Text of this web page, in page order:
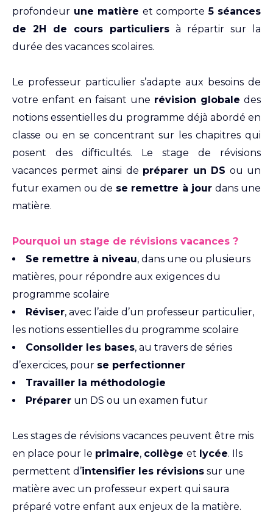
profondeur une matière et comporte5 séances
de 2H de cours particuliers à répartir sur la
durée des vacances scolaires.
Le professeur particulier s’adapte aux besoins de
votre enfant en faisant une révision globale des
notions essentielles du programme déjà abordé en
classe ou en se concentrant sur les chapitres qui
posent des difficultés. Le stage de révisions
vacances permet ainsi de préparer un DS ou un
futur examen ou de se remettre à jour dans une
matière.
Pourquoi un stage de révisions vacances ?
Se remettre à niveau, dans une ou plusieurs
matières, pour répondre aux exigences du
programme scolaire
Réviser, avec l’aide d’un professeur particulier,
les notions essentielles du programme scolaire
Consolider les bases, au travers de séries
d’exercices, pour se perfectionner
Travailler la méthodologie
Préparer un DS ou un examen futur
Les stages de révisions vacances peuvent être mis
en place pour le primaire, collège et lycée. Ils
permettent d’intensifier les révisions sur une
matière avec un professeur expert qui saura
préparé votre enfant aux enjeux de la matière.